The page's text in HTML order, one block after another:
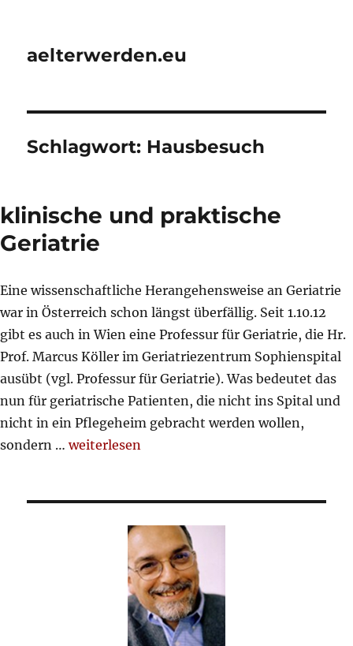
aelterwerden.eu
Schlagwort: Hausbesuch
klinische und praktische
Geriatrie
Eine wissenschaftliche Herangehensweise an Geriatrie
war in Österreich schon längst überfällig. Seit 1.10.12
gibt es auch in Wien eine Professur für Geriatrie, die Hr.
Prof. Marcus Köller im Geriatriezentrum Sophienspital
ausübt (vgl. Professur für Geriatrie). Was bedeutet das
nun für geriatrische Patienten, die nicht ins Spital und
nicht in ein Pflegeheim gebracht werden wollen,
sondern …„klinische und praktische Geriatrie“
weiterlesen